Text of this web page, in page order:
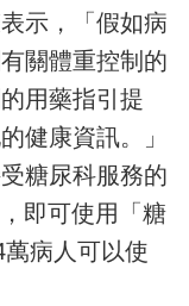
示，「假如病
關體重控制的
用藥指引提
健康資訊。」
糖尿科服務的
即可使用「糖
病人可以使